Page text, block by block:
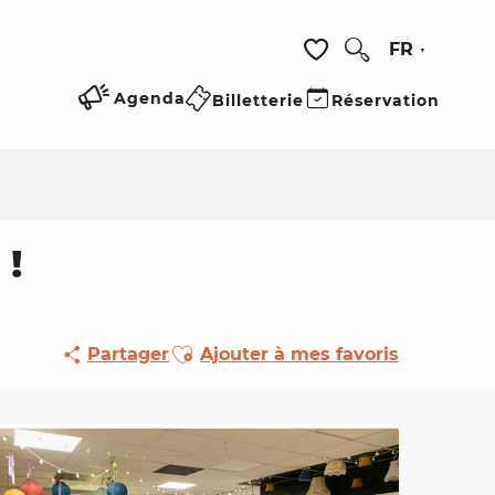
Voir les favoris
FR
Agenda Billetterie Réservation
!
PartagerAjouter aux favoris
Ajouter à mes favoris